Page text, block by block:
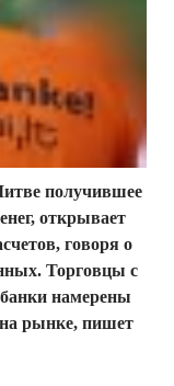
получившее
открывает
говоря о
Торговцы с
намерены
на рынке, пишет